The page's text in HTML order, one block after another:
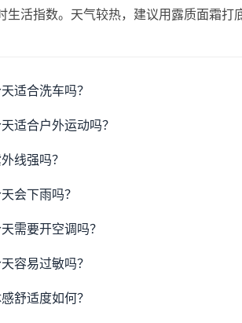
生活指数。天气较热，建议用露质面霜打
适合洗车吗？
适合户外运动吗？
线强吗？
会下雨吗？
需要开空调吗？
容易过敏吗？
舒适度如何？